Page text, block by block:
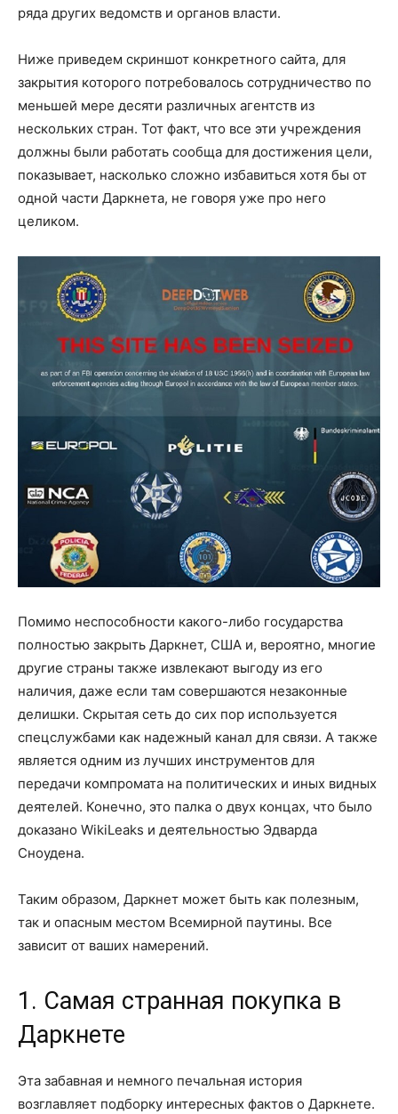
ряда других ведомств и органов власти.
Ниже приведем скриншот конкретного сайта, для
закрытия которого потребовалось сотрудничество по
меньшей мере десяти различных агентств из
нескольких стран. Тот факт, что все эти учреждения
должны были работать сообща для достижения цели,
показывает, насколько сложно избавиться хотя бы от
одной части Даркнета, не говоря уже про него
целиком.
Помимо неспособности какого-либо государства
полностью закрыть Даркнет, США и, вероятно, многие
другие страны также извлекают выгоду из его
наличия, даже если там совершаются незаконные
делишки. Скрытая сеть до сих пор используется
спецслужбами как надежный канал для связи. А также
является одним из лучших инструментов для
передачи компромата на политических и иных видных
деятелей. Конечно, это палка о двух концах, что было
доказано WikiLeaks и деятельностью Эдварда
Сноудена.
Таким образом, Даркнет может быть как полезным,
так и опасным местом Всемирной паутины. Все
зависит от ваших намерений.
1. Самая странная покупка в
Даркнете
Эта забавная и немного печальная история
возглавляет подборку интересных фактов о Даркнете.